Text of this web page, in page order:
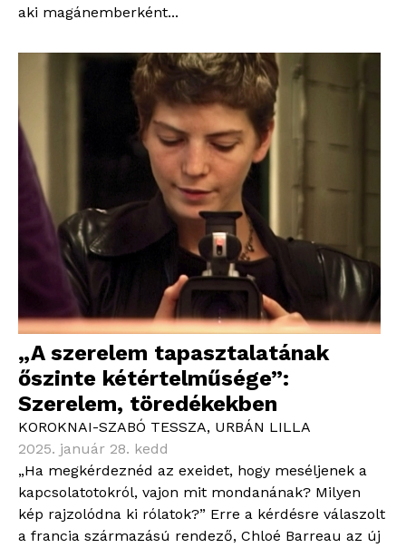
aki magánemberként...
„A szerelem tapasztalatának
őszinte kétértelműsége”:
Szerelem, töredékekben
KOROKNAI-SZABÓ TESSZA, URBÁN LILLA
2025. január 28. kedd
„Ha megkérdeznéd az exeidet, hogy meséljenek a
kapcsolatotokról, vajon mit mondanának? Milyen
kép rajzolódna ki rólatok?” Erre a kérdésre válaszolt
a francia származású rendező, Chloé Barreau az új